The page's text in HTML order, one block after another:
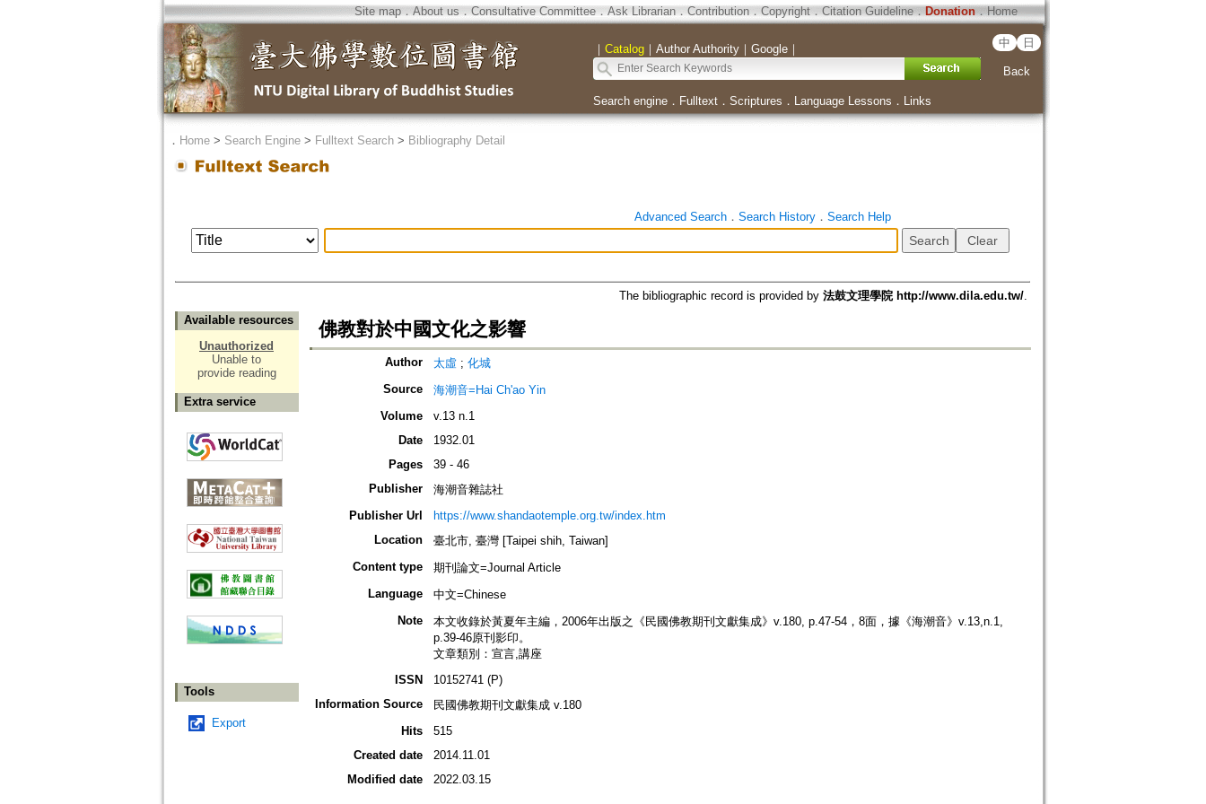
Site map．About us ． Consultative Committee． Ask Librarian． Contribution．Copyright．Citation Guideline． Donation．Home
｜ Catalog｜ Author Authority｜ Google｜ 中 日
Back
Search engine． Fulltext． Scriptures ． Language Lessons ． Links
． Home> Search Engine> Fulltext Search> Bibliography Detail
Advanced Search． Search History． Search Help
The bibliographic record is provided by 法鼓文理學院 http://www.dila.edu.tw/.
Available resources
Unauthorized
Unable to
provide reading
Extra service
Tools
Export
佛教對於中國文化之影響
Author 太虛 ; 化城
Source
海潮音=Hai Ch'ao Yin
Volume
v.13 n.1
Date
1932.01
Pages
39 - 46
Publisher
海潮音雜誌社
Publisher Url
https://www.shandaotemple.org.tw/index.htm
Location
臺北市, 臺灣 [Taipei shih, Taiwan]
Content type
期刊論文=Journal Article
Language
中文=Chinese
Note
本文收錄於黃夏年主編，2006年出版之《民國佛教期刊文獻集成》v.180, p.47-54，8面，據《海潮音》v.13,n.1,
p.39-46原刊影印。
文章類別：宣言,講座
ISSN
10152741 (P)
Information Source
民國佛教期刊文獻集成 v.180
Hits
515
Created date
2014.11.01
Modified date
2022.03.15